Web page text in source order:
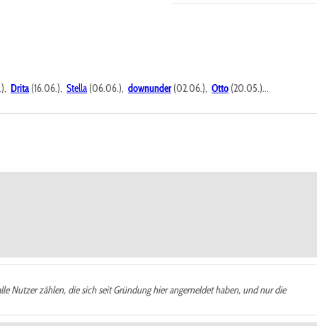
Drita (16.06.), Stella (06.06.), downunder(02.06.), Otto (20.05.)...
Nutzer zählen, die sich seit Gründung hier angemeldet haben, und nur die